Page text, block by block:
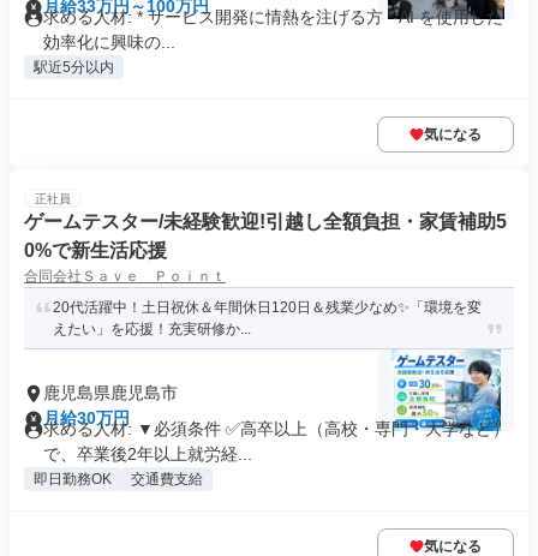
月給33万円～100万円
求める人材: * サービス開発に情熱を注げる方​ * AI を使用した
効率化に興味の...
駅近5分以内
気になる
正社員
ゲームテスター/未経験歓迎!引越し全額負担・家賃補助5
0%で新生活応援
合同会社Ｓａｖｅ Ｐｏｉｎｔ
20代活躍中！土日祝休＆年間休日120日＆残業少なめ✨「環境を変
えたい」を応援！充実研修か...
鹿児島県鹿児島市
月給30万円
求める人材: ▼必須条件 ✅高卒以上（高校・専門・大学など）
で、卒業後2年以上就労経...
即日勤務OK 交通費支給
気になる